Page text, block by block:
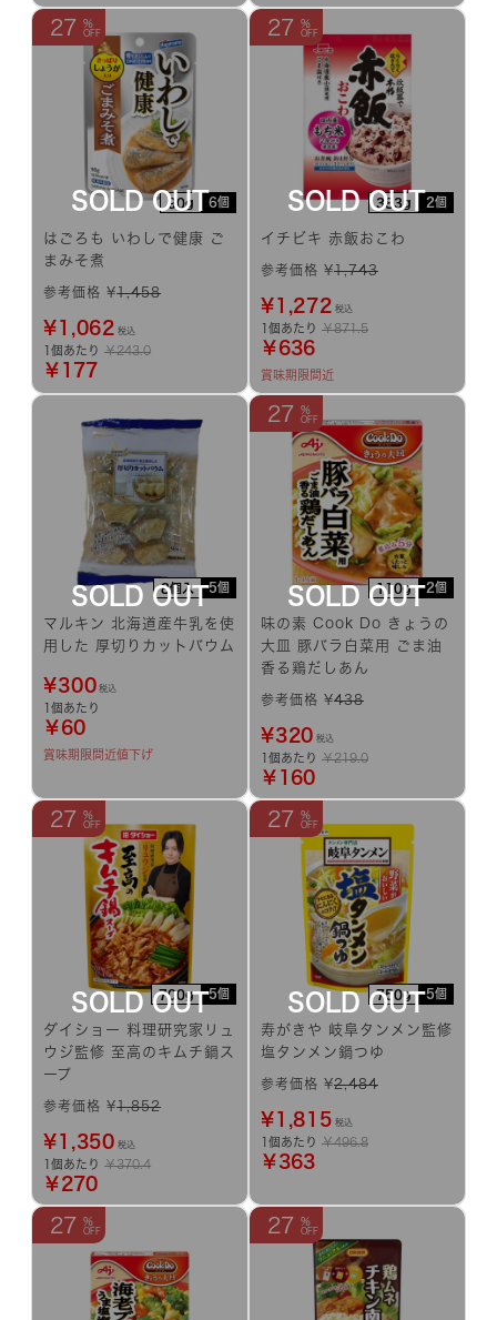
90g 6個
27
はごろも いわしで健康 ご
まみそ煮
参考価格 ¥1,458
¥1,062 税込
1個あたり￥243.0
￥177
383g 2個
27
イチビキ 赤飯おこわ
参考価格 ¥1,743
¥1,272 税込
1個あたり ￥871.5
￥636
賞味期限間近
8個入 5個
マルキン 北海道産牛乳を使
用した 厚切りカットバウム
¥300 税込
1個あたり
￥60
賞味期限間近値下げ
110g 2個
27
味の素 Cook Do きょうの
大皿 豚バラ白菜用 ごま油
香る鶏だしあん
参考価格 ¥438
¥320 税込
1個あたり ￥219.0
￥160
700g 5個
27
ダイショー 料理研究家リュ
ウジ監修 至高のキムチ鍋ス
ープ
参考価格 ¥1,852
¥1,350 税込
1個あたり￥370.4
￥270
750g 5個
27
寿がきや 岐阜タンメン監修
塩タンメン鍋つゆ
参考価格 ¥2,484
¥1,815 税込
1個あたり ￥496.8
￥363
27 27